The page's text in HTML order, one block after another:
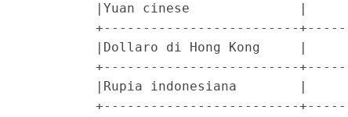
|Yuan cinese              |
+-------------------------
|Dollaro di Hong Kong     |
+-------------------------
|Rupia indonesiana        |
+-------------------------